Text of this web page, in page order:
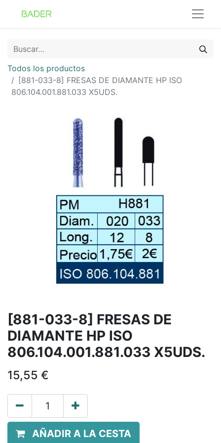
Todos los productos
[881-033-8] FRESAS DE DIAMANTE HP ISO
806.104.001.881.033 X5UDS.
[881-033-8] FRESAS DE
DIAMANTE HP ISO
806.104.001.881.033 X5UDS.
15,55 €
AÑADIR A LA CESTA